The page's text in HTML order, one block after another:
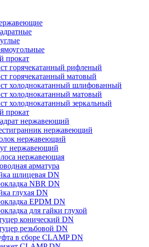
прокат
горячекатанный рифленый
горячекатанный матовый
холоднокатанный шлифованный
холоднокатанный матовый
холоднокатанный зеркальный
прокат
нержавеющий
нержавеющий
нержавеющий
нержавеющий
нержавеющая
арматура
шлицевая DN
NBR DN
глухая DN
EPDM DN
для гайки глухой
конический DN
резьбовой DN
в сборе CLAMP DN